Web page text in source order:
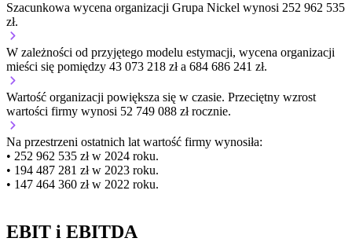
Szacunkowa wycena organizacji Grupa Nickel wynosi 252 962 535
zł.
W zależności od przyjętego modelu estymacji, wycena organizacji
mieści się pomiędzy 43 073 218 zł a 684 686 241 zł.
Wartość organizacji powiększa się w czasie. Przeciętny wzrost
wartości firmy wynosi 52 749 088 zł rocznie.
Na przestrzeni ostatnich lat wartość firmy wynosiła:
• 252 962 535 zł w 2024 roku.
• 194 487 281 zł w 2023 roku.
• 147 464 360 zł w 2022 roku.
EBIT i EBITDA